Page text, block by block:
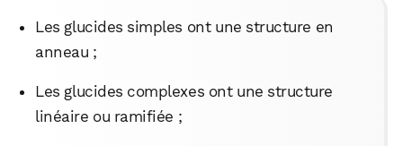
Les glucides simples ont une structure en
anneau ;
Les glucides complexes ont une structure
linéaire ou ramifiée ;